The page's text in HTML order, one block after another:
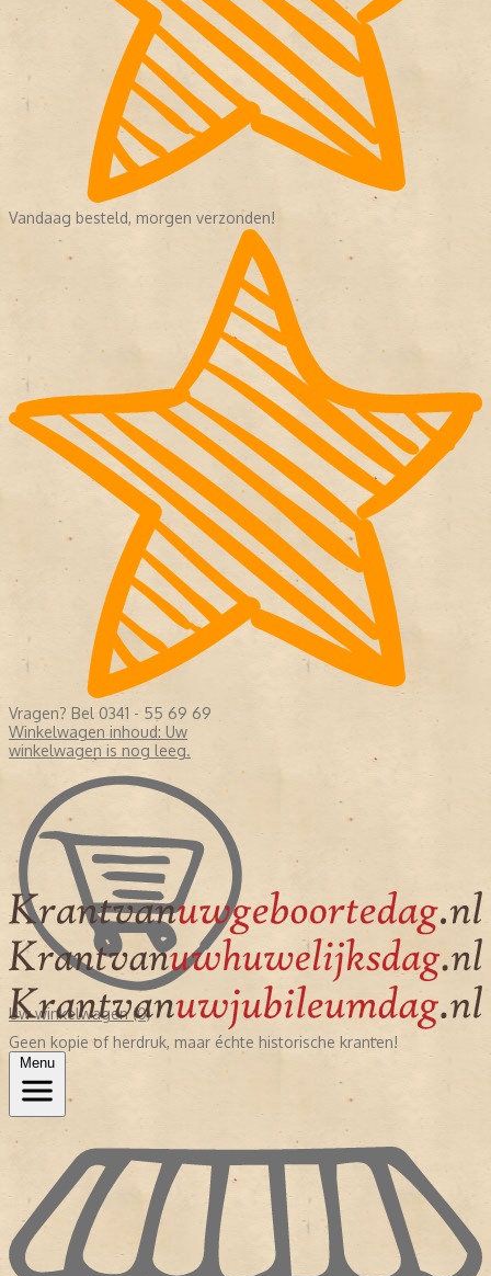
Vandaag besteld, morgen verzonden!
Vragen? Bel 0341 - 55 69 69
Winkelwagen inhoud: Uw
winkelwagen is nog leeg.
Uw winkelwagen (0)
Geen kopie of herdruk, maar échte historische kranten!
Menu